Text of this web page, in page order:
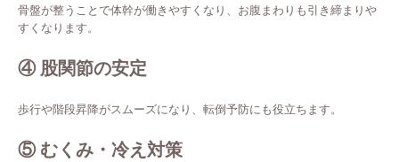
骨盤が整うことで体幹が働きやすくなり、お腹まわりも引き締まりや
すくなります。
④ 股関節の安定
歩行や階段昇降がスムーズになり、転倒予防にも役立ちます。
⑤ むくみ・冷え対策